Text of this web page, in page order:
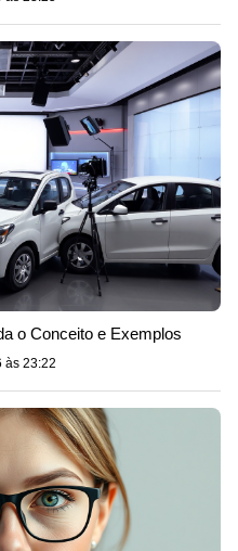
o Conceito e Exemplos
às 23:22